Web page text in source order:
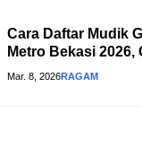
Cara Daftar Mudik
Metro Bekasi 2026,
Mar. 8, 2026RAGAM